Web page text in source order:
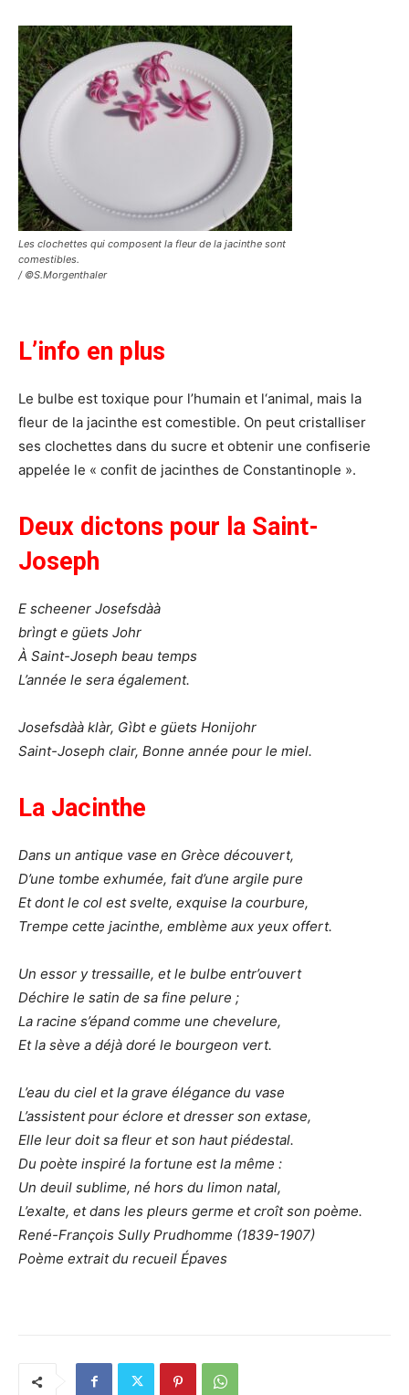
Les clochettes qui composent la fleur de la jacinthe sont
comestibles.
/ ©S.Morgenthaler
L’info en plus
Le bulbe est toxique pour l’humain et l‘animal, mais la
fleur de la jacinthe est comestible. On peut cristalliser
ses clochettes dans du sucre et obtenir une confiserie
appelée le « confit de jacinthes de Constantinople ».
Deux dictons pour la Saint-
Joseph
E scheener Josefsdàà
brìngt e güets Johr
À Saint-Joseph beau temps
L’année le sera également.
Josefsdàà klàr, Gìbt e güets Honijohr
Saint-Joseph clair, Bonne année pour le miel.
La Jacinthe
Dans un antique vase en Grèce découvert,
D’une tombe exhumée, fait d’une argile pure
Et dont le col est svelte, exquise la courbure,
Trempe cette jacinthe, emblème aux yeux offert.
Un essor y tressaille, et le bulbe entr’ouvert
Déchire le satin de sa fine pelure ;
La racine s’épand comme une chevelure,
Et la sève a déjà doré le bourgeon vert.
L’eau du ciel et la grave élégance du vase
L’assistent pour éclore et dresser son extase,
Elle leur doit sa fleur et son haut piédestal.
Du poète inspiré la fortune est la même :
Un deuil sublime, né hors du limon natal,
L’exalte, et dans les pleurs germe et croît son poème.
René-François Sully Prudhomme (1839-1907)
Poème extrait du recueil Épaves